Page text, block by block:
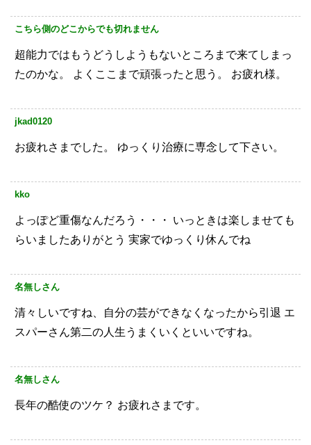
こちら側のどこからでも切れません
超能力ではもうどうしようもないところまで来てしまっ
たのかな。
よくここまで頑張ったと思う。 お疲れ様。
jkad0120
お疲れさまでした。 ゆっくり治療に専念して下さい。
kko
よっぽど重傷なんだろう・・・
いっときは楽しませても
らいましたありがとう 実家でゆっくり休んでね
名無しさん
清々しいですね、自分の芸ができなくなったから引退 エ
スパーさん第二の人生うまくいくといいですね。
名無しさん
長年の酷使のツケ？ お疲れさまです。